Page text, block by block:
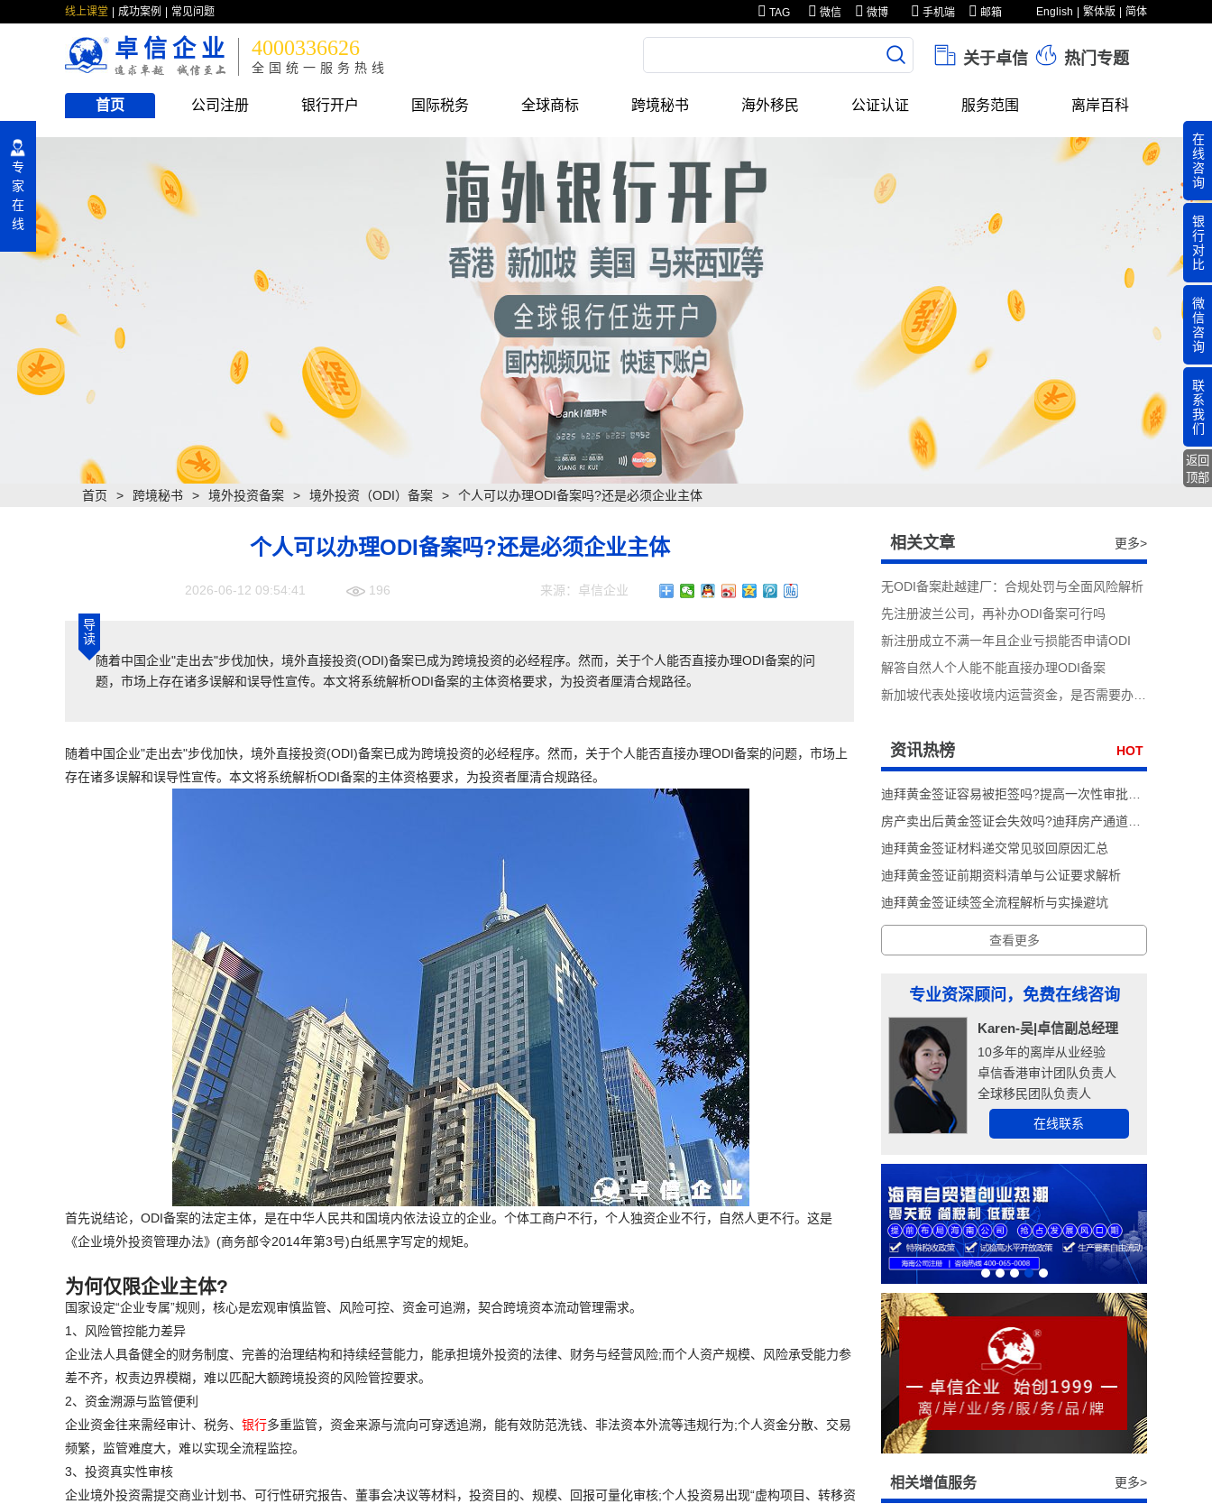
线上课堂 成功案例 常见问题 English 繁体版 简体
TAG 微信 微博 手机端 邮箱
卓信企业 4000336626
全国统一服务热线
关于卓信 热门专题
首页 公司注册 银行开户 国际税务 全球商标 跨境秘书 海外移民 公证认证 服务范围 离岸百科
首页 > 跨境秘书 > 境外投资备案 > 境外投资（ODI）备案 > 个人可以办理ODI备案吗?还是必须企业主体
个人可以办理ODI备案吗?还是必须企业主体
2026-06-12 09:54:41 196 来源：卓信企业
导
读
​随着中国企业"走出去"步伐加快，境外直接投资(ODI)备案已成为跨境投资的必经程序。然而，关于个人能否直接办理ODI备案的问
题，市场上存在诸多误解和误导性宣传。本文将系统解析ODI备案的主体资格要求，为投资者厘清合规路径。
随着中国企业"走出去"步伐加快，境外直接投资(ODI)备案已成为跨境投资的必经程序。然而，关于个人能否直接办理ODI备案的问题，市场上
存在诸多误解和误导性宣传。本文将系统解析ODI备案的主体资格要求，为投资者厘清合规路径。
首先说结论，ODI备案的法定主体，是在中华人民共和国境内依法设立的企业。个体工商户不行，个人独资企业不行，自然人更不行。这是
《企业境外投资管理办法》(商务部令2014年第3号)白纸黑字写定的规矩。
为何仅限企业主体?
国家设定“企业专属”规则，核心是宏观审慎监管、风险可控、资金可追溯，契合跨境资本流动管理需求。
1、风险管控能力差异
企业法人具备健全的财务制度、完善的治理结构和持续经营能力，能承担境外投资的法律、财务与经营风险;而个人资产规模、风险承受能力参
差不齐，权责边界模糊，难以匹配大额跨境投资的风险管控要求。
2、资金溯源与监管便利
企业资金往来需经审计、税务、 银行多重监管，资金来源与流向可穿透追溯，能有效防范洗钱、非法资本外流等违规行为;个人资金分散、交易
频繁，监管难度大，难以实现全流程监控。
3、投资真实性审核
企业境外投资需提交商业计划书、可行性研究报告、董事会决议等材料，投资目的、规模、回报可量化审核;个人投资易出现“虚构项目、转移资
相关文章 更多>
无ODI备案赴越建厂：合规处罚与全面风险解析
先注册波兰公司，再补办ODI备案可行吗
新注册成立不满一年且企业亏损能否申请ODI
解答自然人个人能不能直接办理ODI备案
资讯热榜 HOT
迪拜黄金签证材料递交常见驳回原因汇总
迪拜黄金签证前期资料清单与公证要求解析
迪拜黄金签证续签全流程解析与实操避坑
查看更多
专业资深顾问，免费在线咨询
Karen-吴|卓信副总经理
10多年的离岸从业经验
卓信香港审计团队负责人
全球移民团队负责人
在线联系
相关增值服务 更多>
专
家
在
线
在
线
咨
询
银
行
对
比
微
信
咨
询
联
系
我
们
返回
顶部